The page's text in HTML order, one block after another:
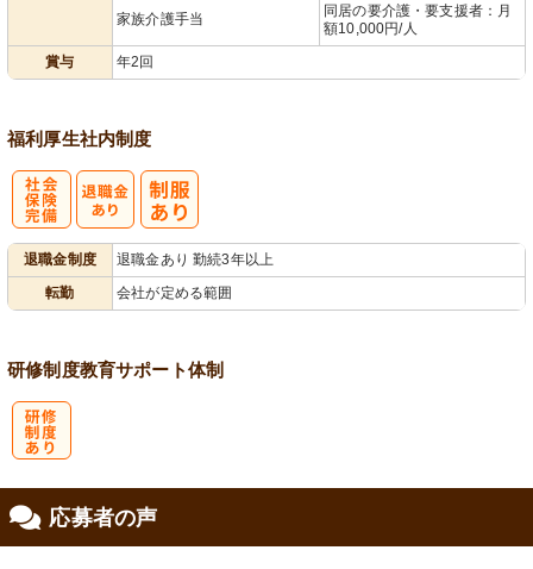
家族介護手当
同居の要介護・要支援者：月
額10,000円/人
賞与
年2回
福利厚生社内制度
退職金制度
退職金あり 勤続3年以上
転勤
会社が定める範囲
研修制度教育サポート体制
応募者の声